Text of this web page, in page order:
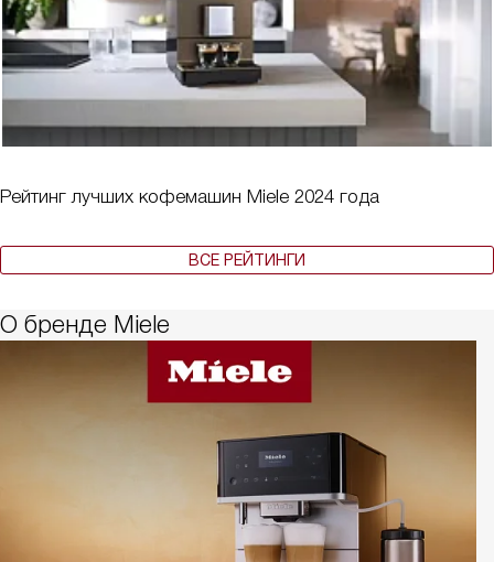
Рейтинг лучших кофемашин Miele 2024 года
ВСЕ РЕЙТИНГИ
О бренде Miele